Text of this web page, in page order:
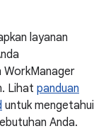
layanan
WorkManager
Lihat panduan
untuk mengetahui
Anda.